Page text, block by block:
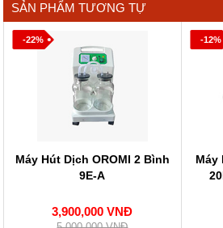
SẢN PHẨM TƯƠNG TỰ
-22%
Máy Hút Dịch OROMI 2 Bình
9E-A
3,900,000 VNĐ
-12%
Máy